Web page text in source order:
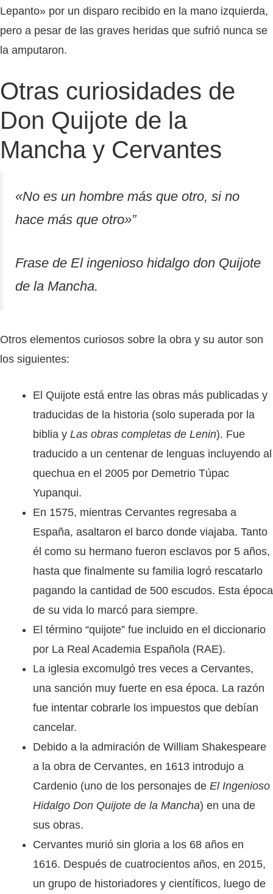
Lepanto» por un disparo recibido en la mano izquierda,
pero a pesar de las graves heridas que sufrió nunca se
la amputaron.
Otras curiosidades de
Don Quijote de la
Mancha y Cervantes
«No es un hombre más que otro, si no
hace más que otro»”
Frase de El ingenioso hidalgo don Quijote
de la Mancha.
Otros elementos curiosos sobre la obra y su autor son
los siguientes:
El Quijote está entre las obras más publicadas y
traducidas de la historia (solo superada por la
biblia y Las obras completas de Lenin). Fue
traducido a un centenar de lenguas incluyendo al
quechua en el 2005 por Demetrio Túpac
Yupanqui.
En 1575, mientras Cervantes regresaba a
España, asaltaron el barco donde viajaba. Tanto
él como su hermano fueron esclavos por 5 años,
hasta que finalmente su familia logró rescatarlo
pagando la cantidad de 500 escudos. Esta época
de su vida lo marcó para siempre.
El término “quijote” fue incluido en el diccionario
por La Real Academia Española (RAE).
La iglesia excomulgó tres veces a Cervantes,
una sanción muy fuerte en esa época. La razón
fue intentar cobrarle los impuestos que debían
cancelar.
Debido a la admiración de William Shakespeare
a la obra de Cervantes, en 1613 introdujo a
Cardenio (uno de los personajes de El Ingenioso
Hidalgo Don Quijote de la Mancha) en una de
sus obras.
Cervantes murió sin gloria a los 68 años en
1616. Después de cuatrocientos años, en 2015,
un grupo de historiadores y científicos, luego de